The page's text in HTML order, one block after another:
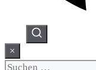
×
Suchen